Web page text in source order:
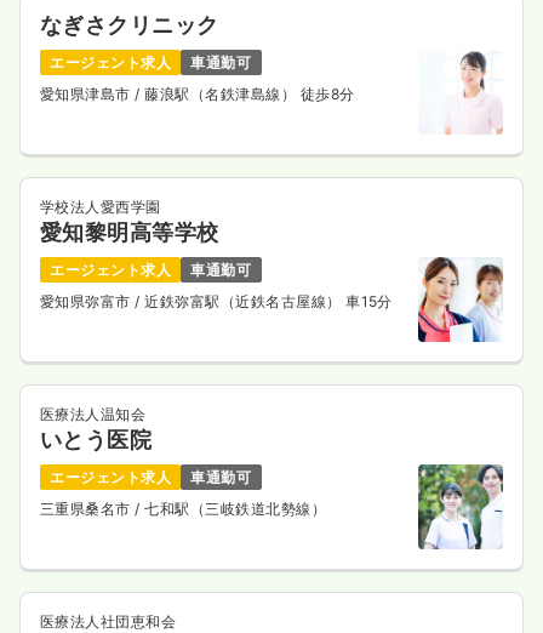
なぎさクリニック
エージェント求人
車通勤可
愛知県津島市 / 藤浪駅（名鉄津島線） 徒歩8分
学校法人愛西学園
愛知黎明高等学校
エージェント求人
車通勤可
愛知県弥富市 / 近鉄弥富駅（近鉄名古屋線） 車15分
医療法人温知会
いとう医院
エージェント求人
車通勤可
三重県桑名市 / 七和駅（三岐鉄道北勢線）
医療法人社団恵和会